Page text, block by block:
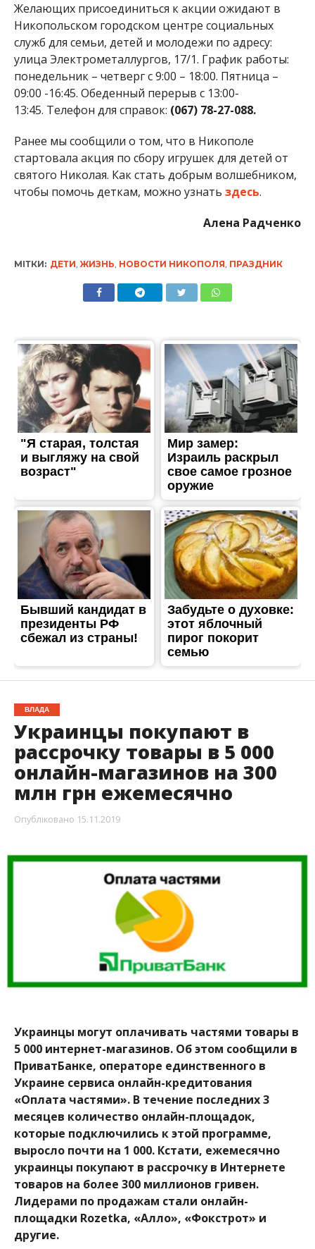
Желающих присоединиться к акции ожидают в
Никопольском городском центре социальных
служб для семьи, детей и молодежи по адресу:
улица Электрометаллургов, 17/1. График работы:
понедельник – четверг с 9:00 – 18:00. Пятница –
09:00 -16:45. Обеденный перерыв с 13:00-
13:45. Телефон для справок: (067) 78-27-088.
Ранее мы сообщили о том, что в Никополе
стартовала акция по сбору игрушек для детей от
святого Николая. Как стать добрым волшебником,
чтобы помочь деткам, можно узнать здесь.
Алена Радченко
МІТКИ: ДЕТИ ЖИЗНЬ НОВОСТИ НИКОПОЛЯ ПРАЗДНИК
ВЛАДА
Украинцы покупают в
рассрочку товары в 5 000
онлайн-магазинов на 300
млн грн ежемесячно
Опубліковано 15.11.2019
Украинцы могут оплачивать частями товары в
5 000 интернет-магазинов. Об этом сообщили в
ПриватБанке, операторе единственного в
Украине сервиса онлайн-кредитования
«Оплата частями». В течение последних 3
месяцев количество онлайн-площадок,
которые подключились к этой программе,
выросло почти на 1 000. Кстати, ежемесячно
украинцы покупают в рассрочку в Интернете
товаров на более 300 миллионов гривен.
Лидерами по продажам стали онлайн-
площадки Rozetka, «Алло», «Фокстрот» и
другие.